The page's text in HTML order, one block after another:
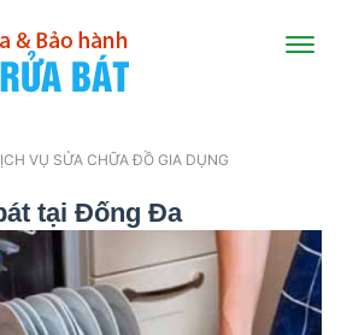
VỤ SỬA CHỮA ĐỒ GIA DỤNG
tại Đống Đa